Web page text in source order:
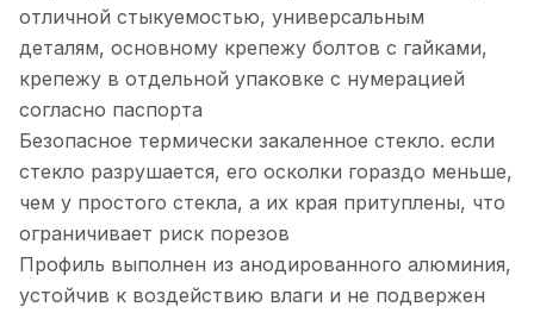
отличной стыкуемостью, универсальным
деталям, основному крепежу болтов с гайками,
крепежу в отдельной упаковке с нумерацией
согласно паспорта
Безопасное термически закаленное стекло. если
стекло разрушается, его осколки гораздо меньше,
чем у простого стекла, а их края притуплены, что
ограничивает риск порезов
Профиль выполнен из анодированного алюминия,
устойчив к воздействию влаги и не подвержен